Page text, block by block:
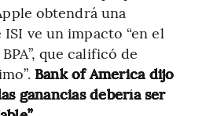
obtendrá una
ve un impacto “en el
que calificó de
Bank of America dijo
ganancias debería ser